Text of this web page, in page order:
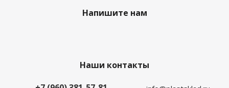
Напишите нам
Наши контакты